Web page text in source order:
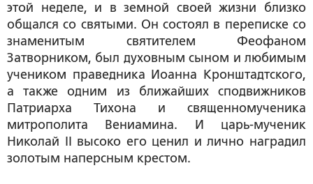
этой неделе, и в земной своей жизни близко
общался со святыми. Он состоял в переписке со
знаменитым святителем Феофаном
Затворником, был духовным сыном и любимым
учеником праведника Иоанна Кронштадтского,
а также одним из ближайших сподвижников
Патриарха Тихона и священномученика
митрополита Вениамина. И царь-мученик
Николай II высоко его ценил и лично наградил
золотым наперсным крестом.